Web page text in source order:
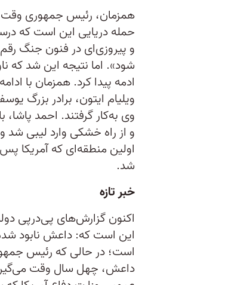
همزمان، رئیس جمهوری وقت
حمله دریایی این است که
و پیروزی‌ای در فنون جنگ رقم
شود». اما نتیجه این شد که
ادمه پیدا کرد. همزمان با
ویلیام ایتون، برادر بزرگ
وی به‌کار گرفتند. احمد پاشا،
و از راه خشکی وارد لیبی شد
اولین منطقه‌ای که آمریکا
شد.
خبر تازه
اکنون گزارش‌های پی‌درپی
این است که: داعش نابود
است؛ در حالی که رئیس
داعش، چهل سال وقت می‌گیرد.